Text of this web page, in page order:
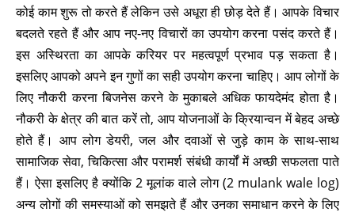
कोई काम शुरू तो करते हैं लेकिन उसे अधूरा ही छोड़ देते हैं। आपके विचार
बदलते रहते हैं और आप नए-नए विचारों का उपयोग करना पसंद करते हैं।
इस अस्थिरता का आपके करियर पर महत्वपूर्ण प्रभाव पड़ सकता है।
इसलिए आपको अपने इन गुणों का सही उपयोग करना चाहिए। आप लोगों के
लिए नौकरी करना बिजनेस करने के मुकाबले अधिक फायदेमंद होता है।
नौकरी के क्षेत्र की बात करें तो, आप योजनाओं के क्रियान्वन में बेहद अच्छे
होते हैं। आप लोग डेयरी, जल और दवाओं से जुड़े काम के साथ-साथ
सामाजिक सेवा, चिकित्सा और परामर्श संबंधी कार्यों में अच्छी सफलता पाते
हैं। ऐसा इसलिए है क्योंकि 2 मूलांक वाले लोग (2 mulank wale log)
अन्य लोगों की समस्याओं को समझते हैं और उनका समाधान करने के लिए